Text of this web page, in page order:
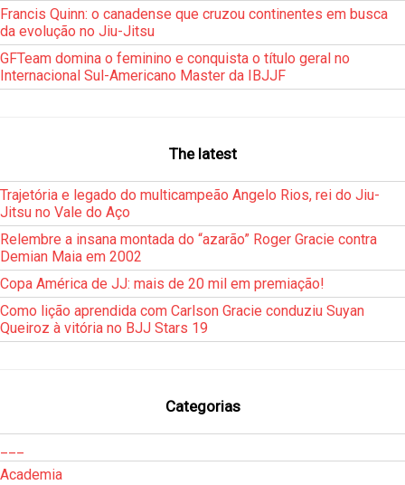
Francis Quinn: o canadense que cruzou continentes em busca
da evolução no Jiu-Jitsu
GFTeam domina o feminino e conquista o título geral no
Internacional Sul-Americano Master da IBJJF
The latest
Trajetória e legado do multicampeão Angelo Rios, rei do Jiu-
Jitsu no Vale do Aço
Relembre a insana montada do “azarão” Roger Gracie contra
Demian Maia em 2002
Copa América de JJ: mais de 20 mil em premiação!
Como lição aprendida com Carlson Gracie conduziu Suyan
Queiroz à vitória no BJJ Stars 19
Categorias
Academia